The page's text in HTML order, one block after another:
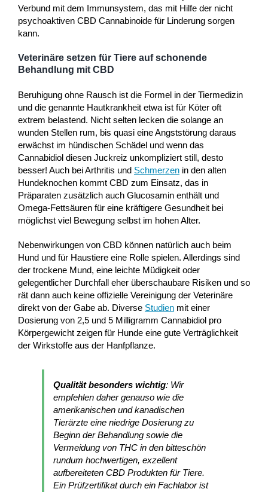
Verbund mit dem Immunsystem, das mit Hilfe der nicht
psychoaktiven CBD Cannabinoide für Linderung sorgen
kann.
Veterinäre setzen für Tiere auf schonende
Behandlung mit CBD
Beruhigung ohne Rausch ist die Formel in der Tiermedizin
und die genannte Hautkrankheit etwa ist für Köter oft
extrem belastend. Nicht selten lecken die solange an
wunden Stellen rum, bis quasi eine Angststörung daraus
erwächst im hündischen Schädel und wenn das
Cannabidiol diesen Juckreiz unkompliziert still, desto
besser! Auch bei Arthritis und Schmerzen in den alten
Hundeknochen kommt CBD zum Einsatz, das in
Präparaten zusätzlich auch Glucosamin enthält und
Omega-Fettsäuren für eine kräftigere Gesundheit bei
möglichst viel Bewegung selbst im hohen Alter.
Nebenwirkungen von CBD können natürlich auch beim
Hund und für Haustiere eine Rolle spielen. Allerdings sind
der trockene Mund, eine leichte Müdigkeit oder
gelegentlicher Durchfall eher überschaubare Risiken und so
rät dann auch keine offizielle Vereinigung der Veterinäre
direkt von der Gabe ab. Diverse Studien mit einer
Dosierung von 2,5 und 5 Milligramm Cannabidiol pro
Körpergewicht zeigen für Hunde eine gute Verträglichkeit
der Wirkstoffe aus der Hanfpflanze.
Qualität besonders wichtig: Wir
empfehlen daher genauso wie die
amerikanischen und kanadischen
Tierärzte eine niedrige Dosierung zu
Beginn der Behandlung sowie die
Vermeidung von THC in den bitteschön
rundum hochwertigen, exzellent
aufbereiteten CBD Produkten für Tiere.
Ein Prüfzertifikat durch ein Fachlabor ist